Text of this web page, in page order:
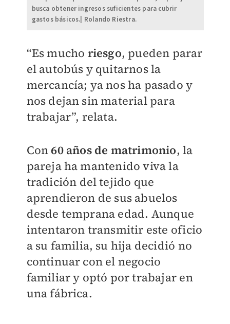
busca obtener ingresos suficientes para cubrir
gastos básicos.| Rolando Riestra.
“Es mucho riesgo, pueden parar
el autobús y quitarnos la
mercancía; ya nos ha pasado y
nos dejan sin material para
trabajar”, relata.
Con60 años de matrimonio, la
pareja ha mantenido viva la
tradición del tejido que
aprendieron de sus abuelos
desde temprana edad. Aunque
intentaron transmitir este oficio
a su familia, su hija decidió no
continuar con el negocio
familiar y optó por trabajar en
una fábrica.